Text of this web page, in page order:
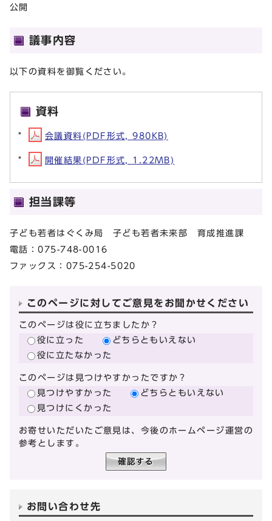
公開
議事内容
以下の資料を御覧ください。
資料
会議資料(PDF形式, 980KB)
開催結果(PDF形式, 1.22MB)
担当課等
子ども若者はぐくみ局 子ども若者未来部 育成推進課
電話：075-748-0016
ファックス：075-254-5020
このページに対してご意見をお聞かせください
このページは役に立ちましたか？
役に立った
どちらともいえない
役に立たなかった
このページは見つけやすかったですか？
見つけやすかった
どちらともいえない
見つけにくかった
お寄せいただいたご意見は、今後のホームページ運営の
参考とします。
お問い合わせ先